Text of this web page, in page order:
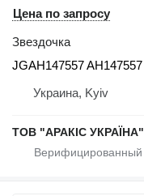
Цена по запросу
Звездочка
JGAH147557 AH147557
Украина, Kyiv
ТОВ "АРАКІС УКРАЇНА"